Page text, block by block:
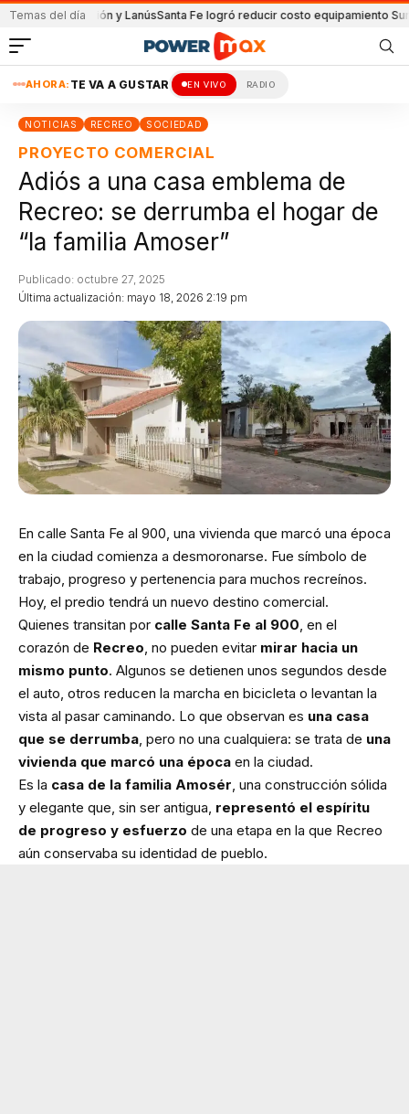
Temas del día
Unión y Lanús Santa Fe logró reducir costo equipamiento
AHORA: TE VA A GUSTAR EN VIVO RADIO
NOTICIAS RECREO SOCIEDAD
PROYECTO COMERCIAL
Adiós a una casa emblema de
Recreo: se derrumba el hogar de
“la familia Amoser”
Última actualización: mayo 18, 2026 2:19 pm
Publicado: octubre 27, 2025
En calle Santa Fe al 900, una vivienda que marcó una época
en la ciudad comienza a desmoronarse. Fue símbolo de
trabajo, progreso y pertenencia para muchos recreínos.
Hoy, el predio tendrá un nuevo destino comercial.
Quienes transitan por calle Santa Fe al 900 , en el
corazón de Recreo , no pueden evitar mirar hacia un
mismo punto. Algunos se detienen unos segundos desde
el auto, otros reducen la marcha en bicicleta o levantan la
vista al pasar caminando. Lo que observan es una casa
que se derrumba , pero no una cualquiera: se trata de una
vivienda que marcó una época en la ciudad.
Es la casa de la familia Amosér , una construcción sólida
y elegante que, sin ser antigua, representó el espíritu
de progreso y esfuerzo de una etapa en la que Recreo
aún conservaba su identidad de pueblo.